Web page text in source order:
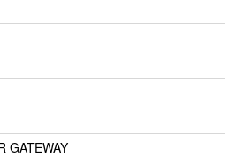
GATEWAY